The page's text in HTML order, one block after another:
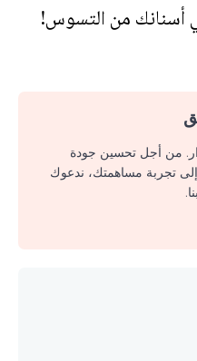
أسنانك من التسوس!
من أجل تحسين جودة
إلى تجربة مساهمتك، ندعوك